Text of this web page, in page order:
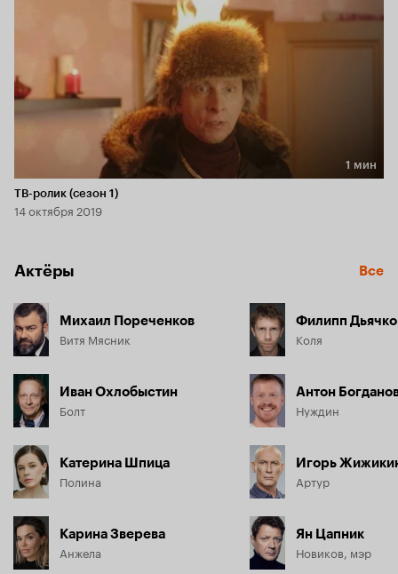
Длительность 1 мин
1 мин
ТВ-ролик (сезон 1)
14 октября 2019
Актёры Все
Михаил Пореченков
Витя Мясник
Иван Охлобыстин
Болт
Катерина Шпица
Полина
Карина Зверева
Анжела
Филипп
Коля
Антон
Нуждин
Игорь
Артур
Ян Цапник
Новиков, мэр